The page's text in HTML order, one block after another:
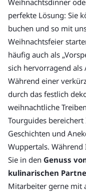
Weihnachtsdinner
perfekte Lösung: Sie
buchen und so mit
Weihnachtsfeier
häufig auch als
sich hervorragend als
Während einer
durch das festlich
weihnachtliche
Tourguides
Geschichten und
Wuppertals.
Sie in den Genuss
kulinarischen
Mitarbeiter gerne mit